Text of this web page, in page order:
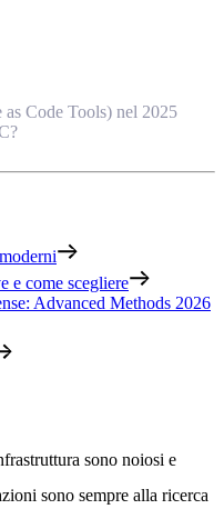
Code Tools) nel 2025
e come scegliere
Advanced Methods 2026
sono noiosi e
sono sempre alla ricerca